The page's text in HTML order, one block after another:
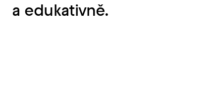
a edukativně.